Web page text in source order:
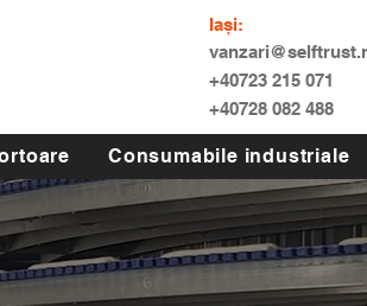
Iași:
+40723 215 071
+40728 082 488
Consumabile industriale